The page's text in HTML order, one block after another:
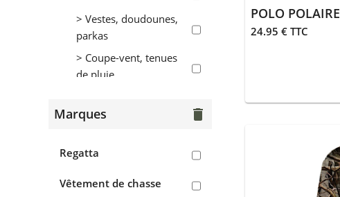
> Vestes, doudounes,
parkas
> Coupe-vent, tenues
de pluie
> Vêtements et
Marques delete
Regatta
Vêtement de chasse
POLO POLAIRE
24.95 € TTC